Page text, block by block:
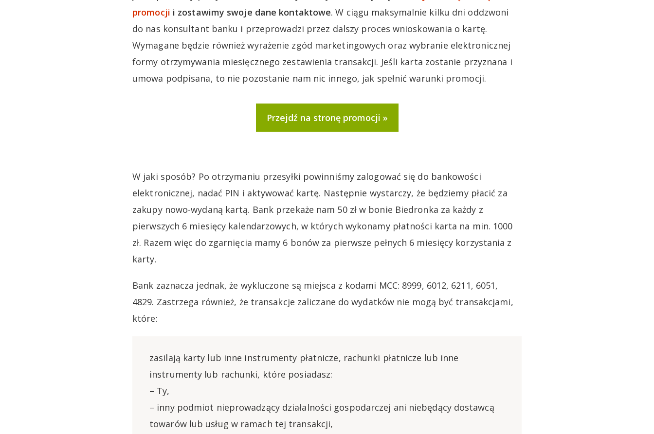
promocji i zostawimy swoje dane kontaktowe. W ciągu maksymalnie kilku dni oddzwoni
do nas konsultant banku i przeprowadzi przez dalszy proces wnioskowania o kartę.
Wymagane będzie również wyrażenie zgód marketingowych oraz wybranie elektronicznej
formy otrzymywania miesięcznego zestawienia transakcji. Jeśli karta zostanie przyznana i
umowa podpisana, to nie pozostanie nam nic innego, jak spełnić warunki promocji.
Przejdź na stronę promocji
W jaki sposób? Po otrzymaniu przesyłki powinniśmy zalogować się do bankowości
elektronicznej, nadać PIN i aktywować kartę. Następnie wystarczy, że będziemy płacić za
zakupy nowo-wydaną kartą. Bank przekaże nam 50 zł w bonie Biedronka za każdy z
pierwszych 6 miesięcy kalendarzowych, w których wykonamy płatności karta na min. 1000
zł. Razem więc do zgarnięcia mamy 6 bonów za pierwsze pełnych 6 miesięcy korzystania z
karty.
Bank zaznacza jednak, że wykluczone są miejsca z kodami MCC: 8999, 6012, 6211, 6051,
4829. Zastrzega również, że transakcje zaliczane do wydatków nie mogą być transakcjami,
które:
zasilają karty lub inne instrumenty płatnicze, rachunki płatnicze lub inne
instrumenty lub rachunki, które posiadasz:
– Ty,
– inny podmiot nieprowadzący działalności gospodarczej ani niebędący dostawcą
towarów lub usług w ramach tej transakcji,